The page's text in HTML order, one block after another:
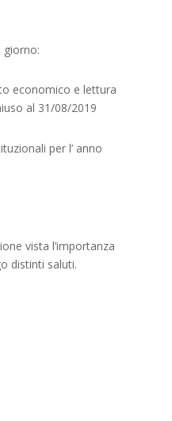
giorno:
economico e lettura
al 31/08/2019
per l’ anno
vista l’importanza
distinti saluti.